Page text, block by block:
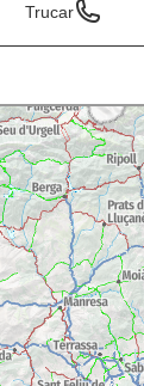
Trucar